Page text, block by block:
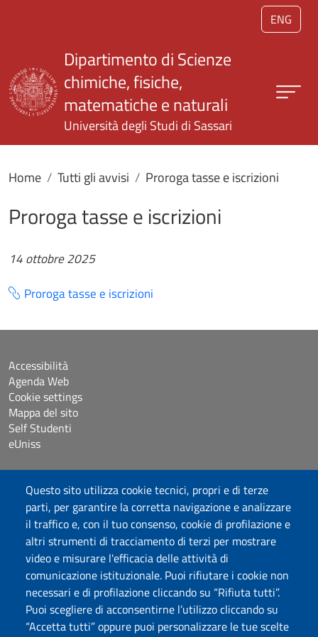
Salta al contenuto principale
ENG
Questo sito utilizza cookie tecnici, propri e di terze
parti, per garantire la corretta navigazione e analizzare
il traffico e, con il tuo consenso, cookie di profilazione e
altri strumenti di tracciamento di terzi per mostrare
video e misurare l'efficacia delle attività di
comunicazione istituzionale. Puoi rifiutare i cookie non
necessari e di profilazione cliccando su “Rifiuta tutti”.
Puoi scegliere di acconsentirne l’utilizzo cliccando su
“Accetta tutti” oppure puoi personalizzare le tue scelte
Dipartimento di Scienze
chimiche, fisiche,
matematiche e naturali
Università degli Studi di Sassari
Home Tutti gli avvisi Proroga tasse e iscrizioni
Proroga tasse e iscrizioni
14 ottobre 2025
Proroga tasse e iscrizioni
Università degli Studi di Sassari
Dipartimento di Scienze chimiche, fisiche, matematiche e
naturali
Accessibilità
Agenda Web
Cookie settings
Mappa del sito
Self Studenti
eUniss
Dichiarazione di accessibilità
Posta elettronica @uniss.it
Protocollo
Seguici su